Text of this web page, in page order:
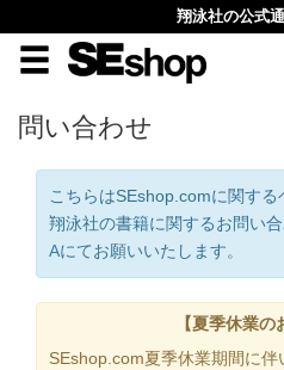
翔泳社の公式
問い合わせ
こちらはSEshop.comに関する
翔泳社の書籍に関するお問い合
Aにてお願いいたします。
【夏季休業の
SEshop.com夏季休業期間に